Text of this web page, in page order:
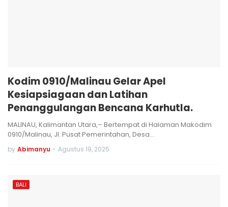
Kodim 0910/Malinau Gelar Apel
Kesiapsiagaan dan Latihan
Penanggulangan Bencana Karhutla.
MALINAU, Kalimantan Utara,– Bertempat di Halaman Makodim
0910/Malinau, Jl. Pusat Pemerintahan, Desa…
by Abimanyu - Agustus 19, 2025
BALI